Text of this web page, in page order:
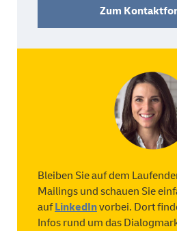
Zum
Bleiben Sie auf dem
Mailings und schauen Sie
aufLinkedInvorbei. Dort
Infos rund um das